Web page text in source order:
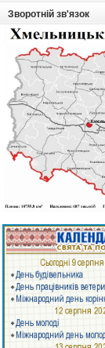
Зворотній зв'язок